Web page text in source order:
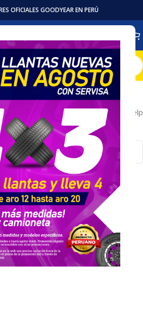
OFICIALES GOODYEAR EN PERÚ
were found. Perhaps searching will help